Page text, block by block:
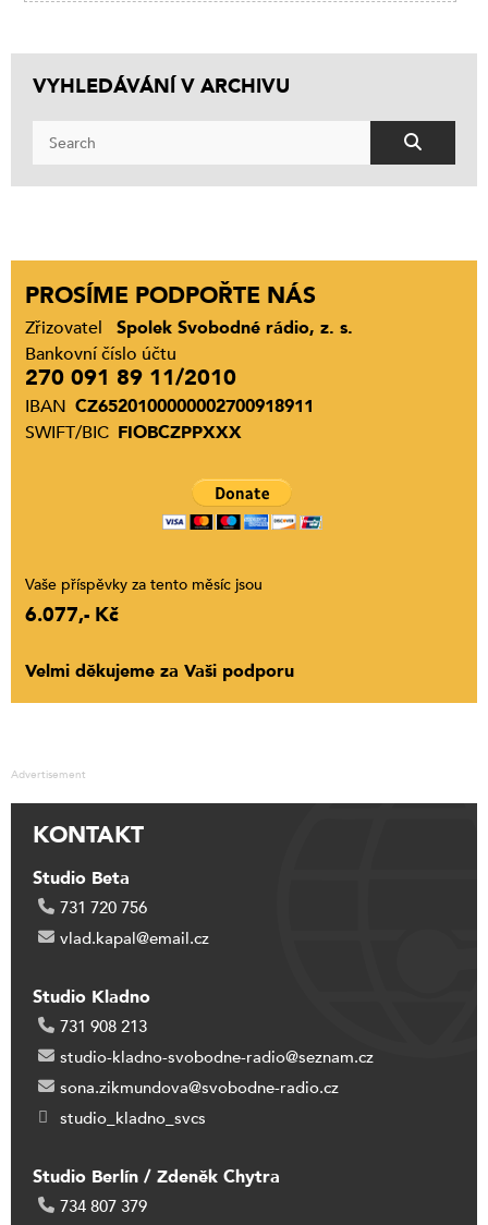
VYHLEDÁVÁNÍ V ARCHIVU
PROSÍME PODPOŘTE NÁS
Zřizovatel
Spolek Svobodné rádio, z. s.
Bankovní číslo účtu
270 091 89 11/2010
IBAN CZ6520100000002700918911
SWIFT/BIC FIOBCZPPXXX
Vaše příspěvky za tento měsíc jsou
6.077,- Kč
Velmi děkujeme za Vaši podporu
Advertisement
KONTAKT
Studio Beta
731 720 756
vlad.kapal@email.cz
Studio Kladno
731 908 213
studio-kladno-svobodne-radio@seznam.cz
sona.zikmundova@svobodne-radio.cz
studio_kladno_svcs
Studio Berlín / Zdeněk Chytra
734 807 379